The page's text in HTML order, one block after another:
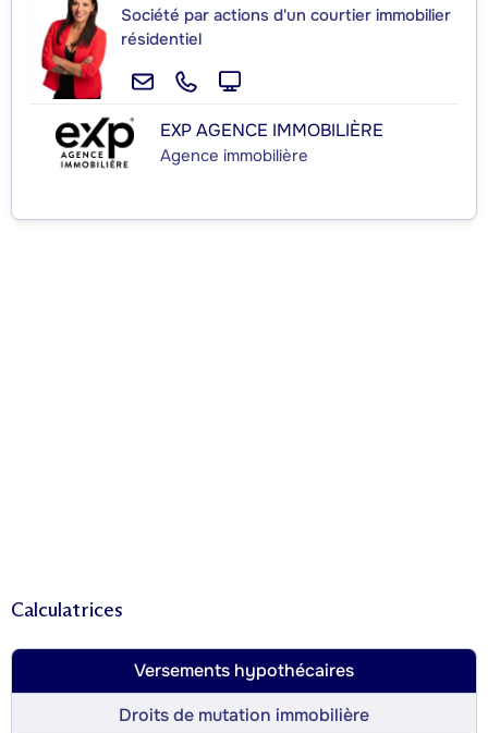
Société par actions d'un courtier immobilier
résidentiel
EXP AGENCE IMMOBILIÈRE
Agence immobilière
Calculatrices
Versements hypothécaires
Droits de mutation immobilière